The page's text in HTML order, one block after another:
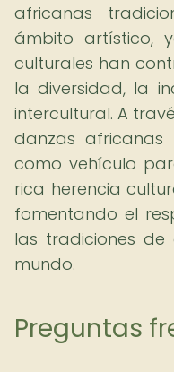
africanas
ámbito artístico,
culturales han
la diversidad, la
intercultural. A
danzas africanas
como vehículo
rica herencia
fomentando el
las tradiciones
mundo.
Preguntas